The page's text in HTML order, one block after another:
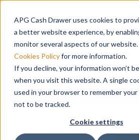
APG Cash Drawer uses cookies to
a better website experience, by
monitor several aspects of our
Cookies Policyfor more information.
If you decline, your information won’t
when you visit this website. A single
used in your browser to remember
not to be tracked.
Cookie settings
DE